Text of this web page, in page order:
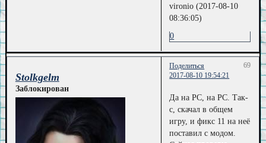
vironio (2017-08-10
08:36:05)
0
Поделиться
69
2017-08-10 19:54:21
Stolkgelm
Заблокирован
Да на PC, на PC. Так-
с, скачал в общем
игру, и фикс 11 на неё
поставил с модом.